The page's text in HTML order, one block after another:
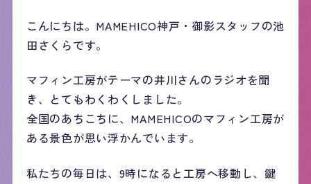
こんにちは。MAMEHICO神戸・御影スタッフの池
田さくらです。
マフィン工房がテーマの井川さんのラジオを聞
き、とてもわくわくしました。
全国のあちこちに、MAMEHICOのマフィン工房が
ある景色が思い浮かんでいます。
私たちの毎日は、9時になると工房へ移動し、鍵